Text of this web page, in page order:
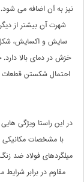
نیز به آن اضافه می شود.
شهرت آن بیشتر از
سایش و اکسایش، شکل
خزش در دمای بالا
احتمال شکستن قطعات
در این راستا ویژگی
با مشخصات مکانیکی
میلگردهای فولاد ضد
مقاوم در برابر